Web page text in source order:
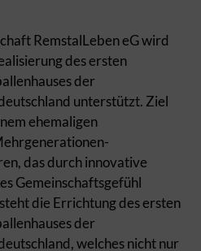
RemstalLeben eG wird
des ersten
der
unterstützt. Ziel
ehemaligen
das durch innovative
Gemeinschaftsgefühl
die Errichtung des ersten
der
welches nicht nur